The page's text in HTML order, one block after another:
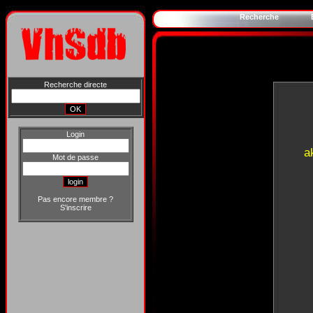
Recherche directe
Login
Mot de passe
Pas encore membre ?
S'inscrire
Recherche